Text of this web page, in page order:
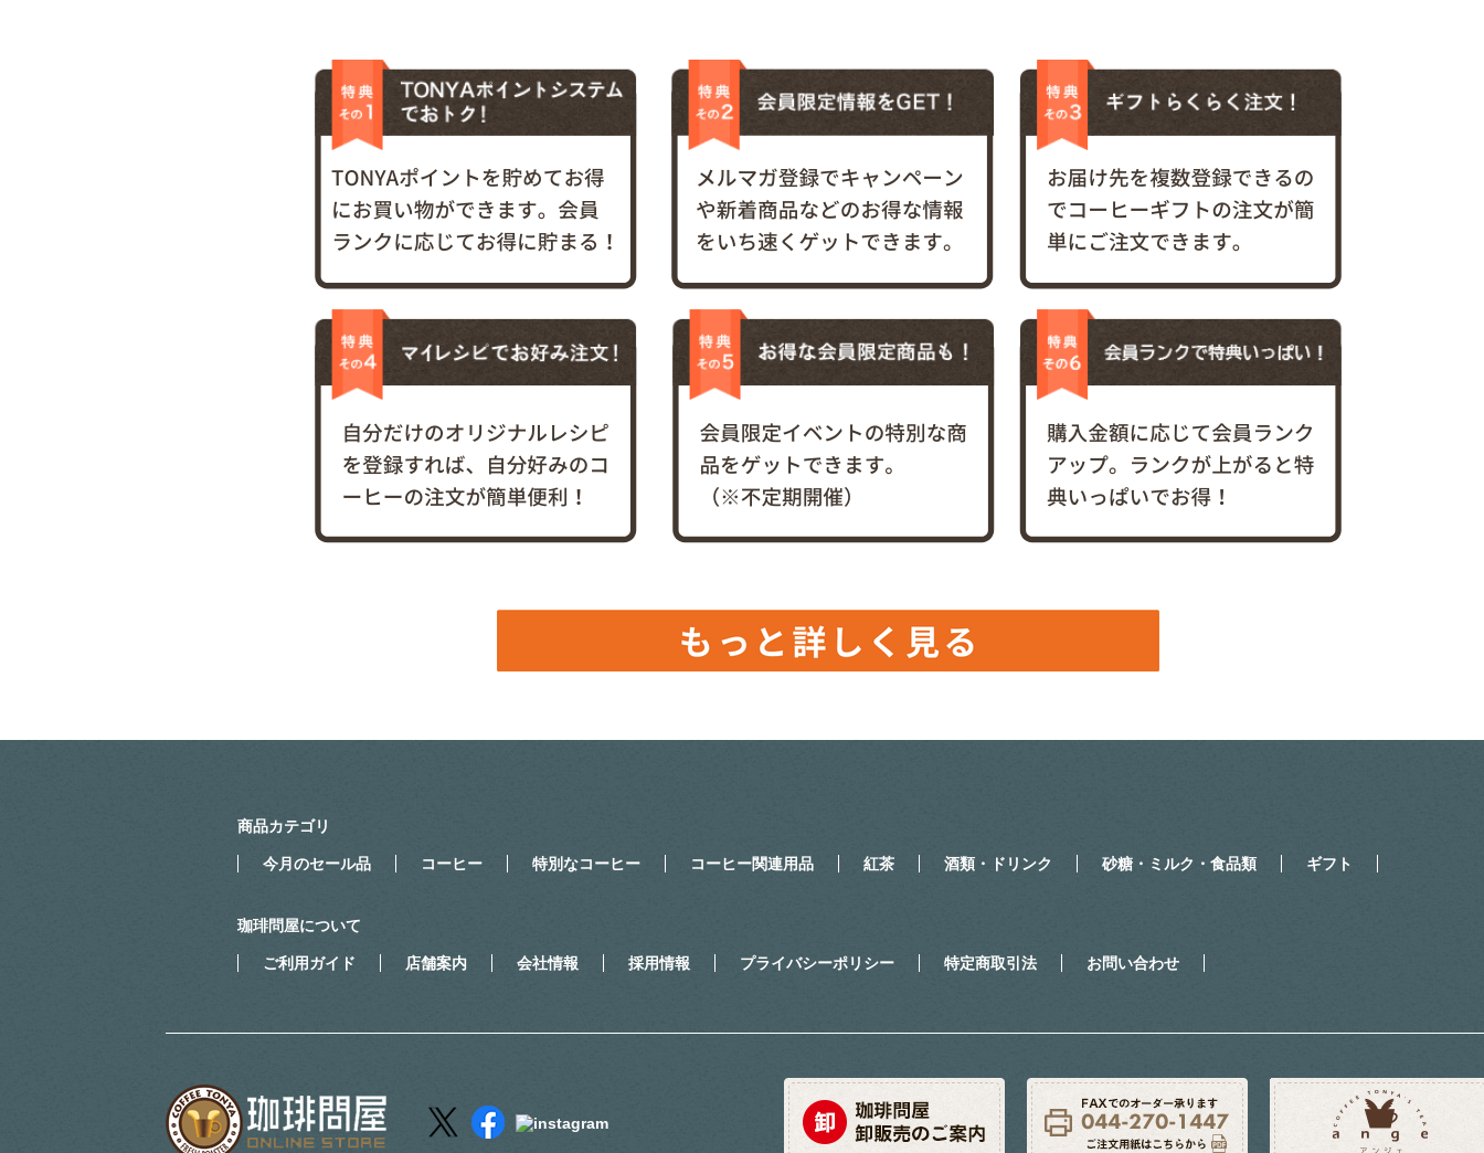
商品カテゴリ
今月のセール品 コーヒー 特別なコーヒー コーヒー関連用品 紅茶 酒類・ドリンク 砂糖・ミルク・食品類 ギフト
珈琲問屋について
ご利用ガイド 店舗案内 会社情報 採用情報 プライバシーポリシー 特定商取引法 お問い合わせ